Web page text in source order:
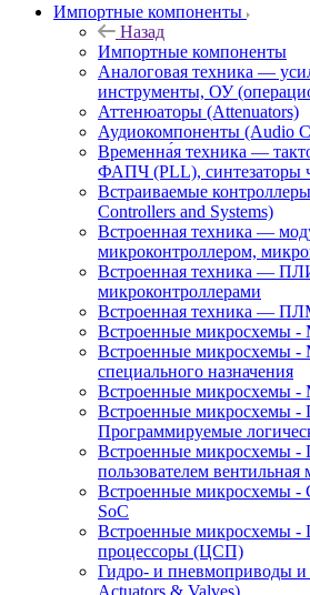
Импортные компоненты
Назад
Импортные компоненты
Аналоговая техника —
инструменты, ОУ
Аттенюаторы (Attenuators)
Аудиокомпоненты (Audio
Временна́я техника —
ФАПЧ (PLL), синтезаторы
Встраиваемые
Controllers and Systems)
Встроенная техника —
микроконтроллером,
Встроенная техника —
микроконтроллерами
Встроенная техника —
Встроенные микросхемы -
Встроенные микросхемы -
специального назначения
Встроенные микросхемы -
Встроенные микросхемы
Программируемые
Встроенные микросхемы -
пользователем
Встроенные микросхемы -
SoC
Встроенные микросхемы -
процессоры (ЦСП)
Гидро- и пневмоприводы
Actuators & Valves)